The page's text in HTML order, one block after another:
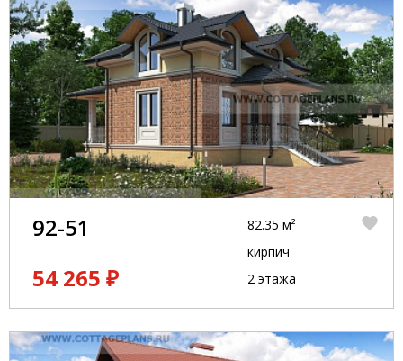
92-51
54 265 ₽
82.35 м²
кирпич
2 этажа